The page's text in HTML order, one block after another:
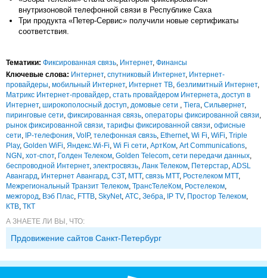
внутризоновой телефонной связи в Республике Саха
Три продукта «Петер-Сервис» получили новые сертификаты
соответствия.
Тематики: Фиксированная связь Интернет, Финансы
Ключевые слова: Интернет, спутниковый Интернет, Интернет-
провайдеры мобильный Интернет, Интернет ТВ безлимитный Интернет,
Матрикс Интернет-провайдер стать провайдером Интернета доступ в
Интернет, широкополосный доступ домовые сети Tiera Сильвернет,
пиринговые сети фиксированная связь операторы фиксированной связи
рынок фиксированной связи тарифы фиксированной связи офисные
сети IP-телефония VoIP, телефонная связь Ethernet, Wi Fi WiFi Triple
Play, Golden WiFi Яндекс.Wi-Fi Wi Fi сети АртКом Art Communications
NGN хот-спот, Голден Телеком Golden Telecom сети передачи данных
беспроводной Интернет, электросвязь Ланк Телеком Петерстар ADSL
Авангард Интернет Авангард СЗТ, МТТ, связь МТТ, Ростелеком МТТ,
Межрегиональный Транзит Телеком ТрансТелеКом Ростелеком
межгород Вэб Плас FTTB SkyNet, АТС Зебра IP TV, Простор Телеком
КТВ ТКТ
А ЗНАЕТЕ ЛИ ВЫ, ЧТО:
Прдовижение сайтов Санкт-Петербург